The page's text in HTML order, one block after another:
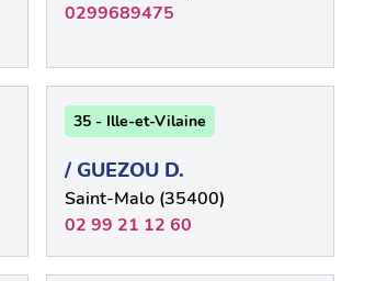
0299689475
35 - Ille-et-Vilaine
/ GUEZOU D.
Saint-Malo (35400)
02 99 21 12 60